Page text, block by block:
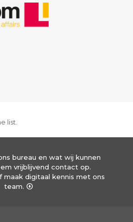
list.
bureau en wat wij kunnen
vrijblijvend contact op.
maak digitaal kennis met ons
team.